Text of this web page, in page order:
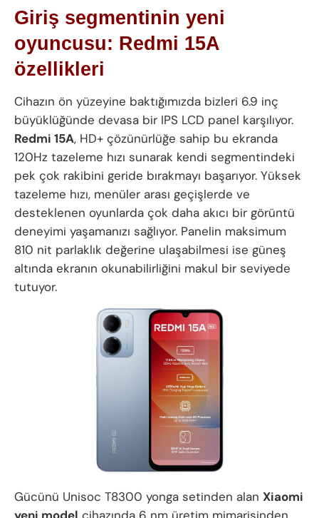
Giriş segmentinin yeni
oyuncusu: Redmi 15A
özellikleri
Cihazın ön yüzeyine baktığımızda bizleri 6.9 inç
büyüklüğünde devasa bir IPS LCD panel karşılıyor.
Redmi 15A, HD+ çözünürlüğe sahip bu ekranda
120Hz tazeleme hızı sunarak kendi segmentindeki
pek çok rakibini geride bırakmayı başarıyor. Yüksek
tazeleme hızı, menüler arası geçişlerde ve
desteklenen oyunlarda çok daha akıcı bir görüntü
deneyimi yaşamanızı sağlıyor. Panelin maksimum
810 nit parlaklık değerine ulaşabilmesi ise güneş
altında ekranın okunabilirliğini makul bir seviyede
tutuyor.
Gücünü Unisoc T8300 yonga setinden alan Xiaomi